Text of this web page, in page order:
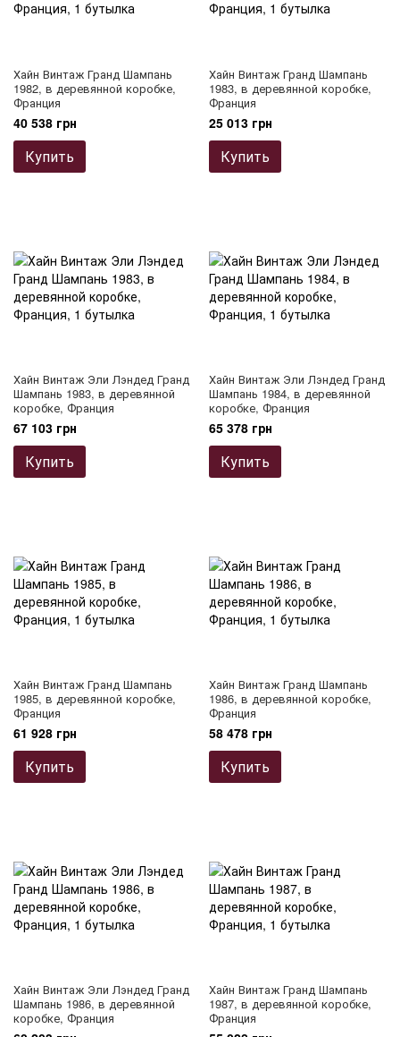
Хайн Винтаж Гранд Шампань
1982, в деревянной коробке,
Франция
40 538 грн
Купить
Хайн Винтаж Гранд Шампань
1983, в деревянной коробке,
Франция
25 013 грн
Купить
Хайн Винтаж Эли Лэндед Гранд
Шампань 1983, в деревянной
коробке, Франция
67 103 грн
Купить
Хайн Винтаж Эли Лэндед Гранд
Шампань 1984, в деревянной
коробке, Франция
65 378 грн
Купить
Хайн Винтаж Гранд Шампань
1985, в деревянной коробке,
Франция
61 928 грн
Купить
Хайн Винтаж Гранд Шампань
1986, в деревянной коробке,
Франция
58 478 грн
Купить
Хайн Винтаж Эли Лэндед Гранд
Шампань 1986, в деревянной
коробке, Франция
Хайн Винтаж Гранд Шампань
1987, в деревянной коробке,
Франция